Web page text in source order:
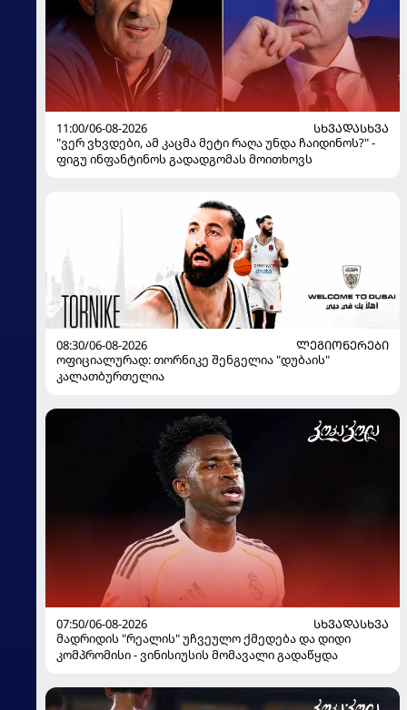
11:00/06-08-2026
ᲡᲮᲕᲐᲓᲐᲡᲮᲕᲐ
"ვერ ვხვდები, ამ კაცმა მეტი რაღა უნდა ჩაიდინოს?" -
ფიგუ ინფანტინოს გადადგომას მოითხოვს
08:30/06-08-2026
ᲚᲔᲒᲘᲝᲜᲔᲠᲔᲑᲘ
ოფიციალურად: თორნიკე შენგელია "დუბაის"
კალათბურთელია
07:50/06-08-2026
ᲡᲮᲕᲐᲓᲐᲡᲮᲕᲐ
მადრიდის "რეალის" უჩვეულო ქმედება და დიდი
კომპრომისი - ვინისიუსის მომავალი გადაწყდა